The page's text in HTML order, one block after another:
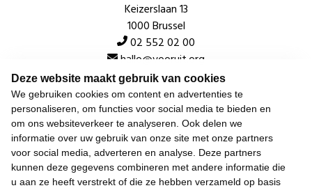
Deze website maakt gebruik van cookies
We gebruiken cookies om content en advertenties te
personaliseren, om functies voor social media te bieden en
om ons websiteverkeer te analyseren. Ook delen we
informatie over uw gebruik van onze site met onze partners
voor social media, adverteren en analyse. Deze partners
kunnen deze gegevens combineren met andere informatie die
u aan ze heeft verstrekt of die ze hebben verzameld op basis
Keizerslaan 13
1000 Brussel
02 552 02 00
hallo@vooruit.org
Snel
Over de beweging
Algemeen